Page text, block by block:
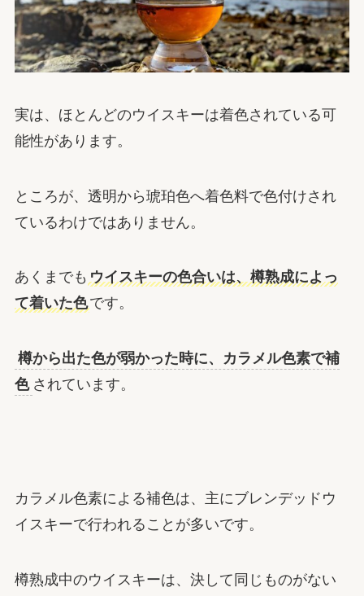
実は、ほとんどのウイスキーは着色されている可
能性があります。
ところが、透明から琥珀色へ着色料で色付けされ
ているわけではありません。
あくまでも ウイスキーの色合いは、樽熟成によっ
て着いた色です。
樽から出た色が弱かった時に、カラメル色素で補
色 されています。
カラメル色素による補色は、主にブレンデッドウ
イスキーで行われることが多いです。
樽熟成中のウイスキーは、決して同じものがない